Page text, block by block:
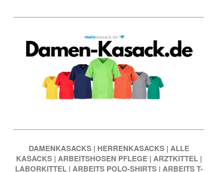
DAMENKASACKS | HERRENKASACKS | ALLE
KASACKS | ARBEITSHOSEN PFLEGE | ARZTKITTEL |
LABORKITTEL | ARBEITS POLO-SHIRTS | ARBEITS T-